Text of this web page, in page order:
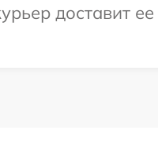
доставит